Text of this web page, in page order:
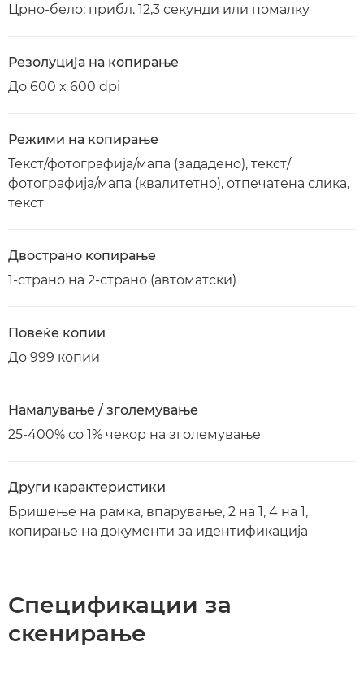
Црно-бело: прибл. 12,3 секунди или помалку
Резолуција на копирање
До 600 x 600 dpi
Режими на копирање
Текст/фотографија/мапа (зададено), текст/
фотографија/мапа (квалитетно), отпечатена слика,
текст
Двострано копирање
1-страно на 2-страно (автоматски)
Повеќе копии
До 999 копии
Намалување / зголемување
25-400% со 1% чекор на зголемување
Други карактеристики
Бришење на рамка, впарување, 2 на 1, 4 на 1,
копирање на документи за идентификација
Спецификации за
скенирање